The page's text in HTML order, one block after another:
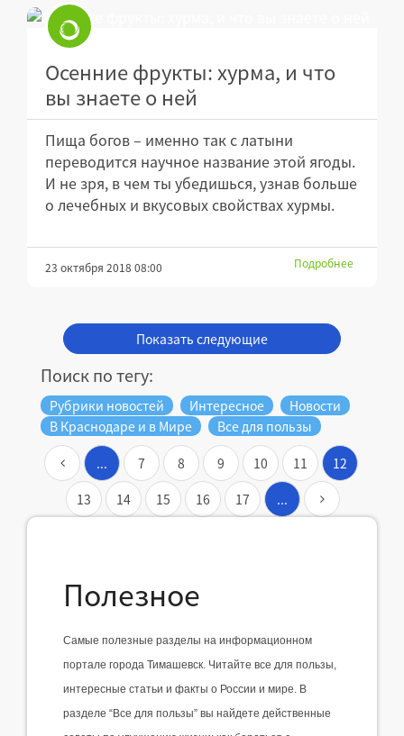
Осенние фрукты: хурма, и что
вы знаете о ней
Пища богов – именно так с латыни
переводится научное название этой ягоды.
И не зря, в чем ты убедишься, узнав больше
о лечебных и вкусовых свойствах хурмы.
23 октября 2018 08:00 Подробнее
Показать следующие
Поиск по тегу:
Рубрики новостей Интересное
Новости
В Краснодаре и в Мире
Все для пользы
... 7 8 9 10 11
12
13
14 15 16 17 ...
Полезное
Самые полезные разделы на информационном
портале города Тимашевск. Читайте все для пользы,
интересные статьи и факты о России и мире. В
разделе “Все для пользы” вы найдете действенные